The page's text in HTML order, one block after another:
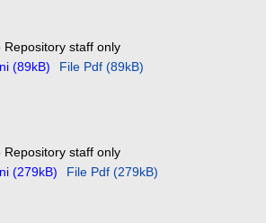
Repository staff only
(89kB)
File Pdf (89kB)
Repository staff only
(279kB)
File Pdf (279kB)